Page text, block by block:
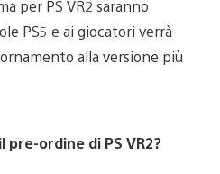
per PS VR2 saranno
PS5 e ai giocatori verrà
alla versione più
ordine di PS VR2?